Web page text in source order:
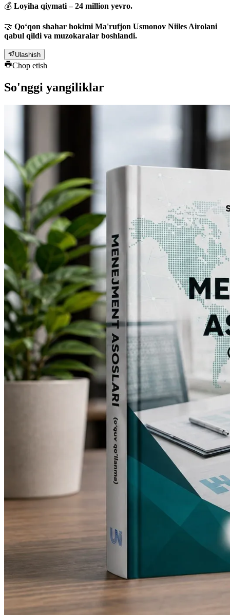
💰 Loyiha qiymati – 24 million yevro.
🤝 Qo‘qon shahar hokimi Ma'rufjon Usmonov Niiles Airolani
qabul qildi va muzokaralar boshlandi.
Ulashish
Chop etish
So'nggi yangiliklar